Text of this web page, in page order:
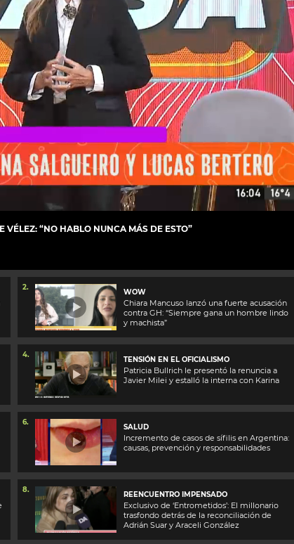
REPERFILAR AGENDA
“NO HABLO NUNCA MÁS DE ESTO”
2.
WOW
Chiara Mancuso lanzó una fuerte acusación
contra GH: “Siempre gana un hombre lindo
y machista”
4.
TENSIÓN EN EL OFICIALISMO
Patricia Bullrich le presentó la renuncia a
Javier Milei y estalló la interna con Karina
6.
SALUD
Incremento de casos de sífilis en Argentina:
causas, prevención y responsabilidades
8.
REENCUENTRO IMPENSADO
Exclusivo de ‘Entrometidos’: El millonario
trasfondo detrás de la reconciliación de
Adrián Suar y Araceli González